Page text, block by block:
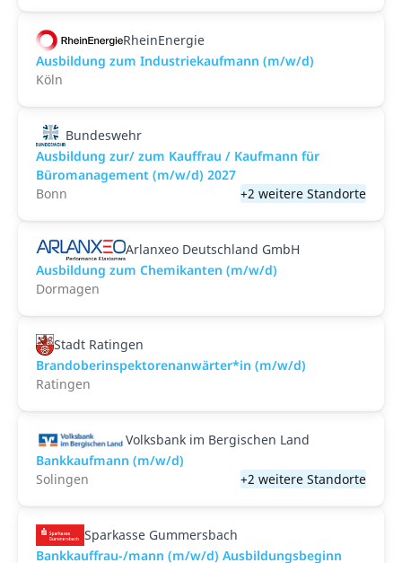
RheinEnergie
Ausbildung zum Industriekaufmann (m/w/d)
Köln
Bundeswehr
Ausbildung zur/ zum Kauffrau / Kaufmann für
Büromanagement (m/w/d) 2027
Bonn
+2 weitere Standorte
Arlanxeo Deutschland GmbH
Ausbildung zum Chemikanten (m/w/d)
Dormagen
Stadt Ratingen
Brandoberinspektorenanwärter*in (m/w/d)
Ratingen
Volksbank im Bergischen Land
Bankkaufmann (m/w/d)
Solingen
+2 weitere Standorte
Sparkasse Gummersbach
Bankkauffrau-/mann (m/w/d) Ausbildungsbeginn